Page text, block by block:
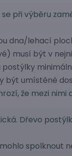
při výběru
dna/lehací
musí být v
být umístěné
že mezi
Dřevo
spolknout